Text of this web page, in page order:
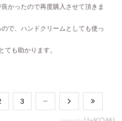
かったので再度購入させて頂きま
で、ハンドクリームとしても使っ
ても助かります。
​3